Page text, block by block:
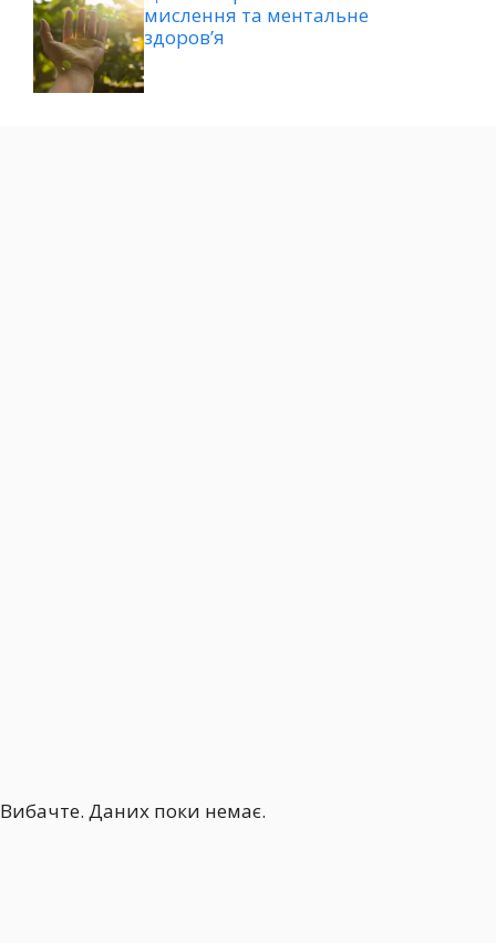
мислення та ментальне
здоров’я
Вибачте. Даних поки немає.